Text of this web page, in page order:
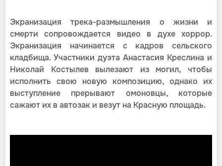
Экранизация трека-размышления о жизни и
смерти сопровождается видео в духе хоррор.
Экранизация начинается с кадров сельского
кладбища. Участники дуэта Анастасия Креслина и
Николай Костылев вылезают из могил, чтобы
исполнить свою новую композицию, однако их
выступление прерывают омоновцы, которые
сажают их в автозак и везут на Красную площадь.